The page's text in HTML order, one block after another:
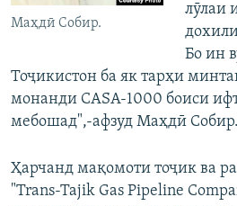
Маҳдӣ Собир.
лӯлаи
Бо ин
Тоҷикистон ба як тарҳи
монанди CASA-1000 боиси
мебошад",-афзуд Маҳдӣ Собир.
Ҳарчанд мақомоти тоҷик ва
"Trans-Tajik Gas Pipeline